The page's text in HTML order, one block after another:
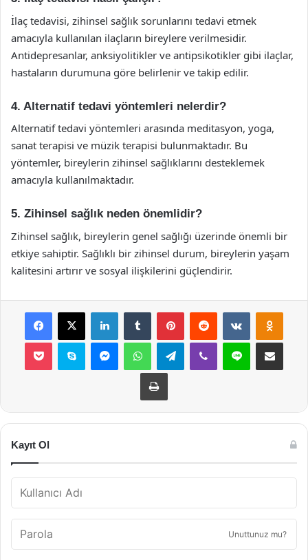
İlaç tedavisi, zihinsel sağlık sorunlarını tedavi etmek
amacıyla kullanılan ilaçların bireylere verilmesidir.
Antidepresanlar, anksiyolitikler ve antipsikotikler gibi ilaçlar,
hastaların durumuna göre belirlenir ve takip edilir.
4. Alternatif tedavi yöntemleri nelerdir?
Alternatif tedavi yöntemleri arasında meditasyon, yoga,
sanat terapisi ve müzik terapisi bulunmaktadır. Bu
yöntemler, bireylerin zihinsel sağlıklarını desteklemek
amacıyla kullanılmaktadır.
5. Zihinsel sağlık neden önemlidir?
Zihinsel sağlık, bireylerin genel sağlığı üzerinde önemli bir
etkiye sahiptir. Sağlıklı bir zihinsel durum, bireylerin yaşam
kalitesini artırır ve sosyal ilişkilerini güçlendirir.
Facebook
X LinkedInTumblr PinterestReddit VKontakte
Pocket Skype MessengerWhatsAppTelegramViber Line E-Posta ile
Yazdır
Kayıt Ol
Unuttunuz mu?